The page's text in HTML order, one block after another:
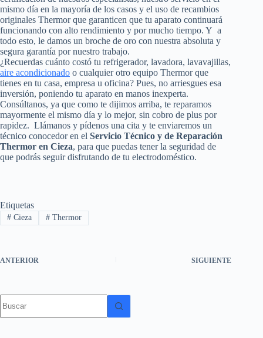
mismo día en la mayoría de los casos y el uso de recambios
originales Thermor que garanticen que tu aparato continuará
funcionando con alto rendimiento y por mucho tiempo. Y a
todo esto, le damos un broche de oro con nuestra absoluta y
segura garantía por nuestro trabajo.
¿Recuerdas cuánto costó tu refrigerador, lavadora, lavavajillas,
aire acondicionado o cualquier otro equipo Thermor que
tienes en tu casa, empresa u oficina? Pues, no arriesgues esa
inversión, poniendo tu aparato en manos inexperta.
Consúltanos, ya que como te dijimos arriba, te reparamos
mayormente el mismo día y lo mejor, sin cobro de plus por
rapidez. Llámanos y pídenos una cita y te enviaremos un
técnico conocedor en el Servicio Técnico y de Reparación
Thermor en Cieza, para que puedas tener la seguridad de
que podrás seguir disfrutando de tu electrodoméstico.
Etiquetas
#Cieza #Thermor
ANTERIOR SIGUIENTE
resultados